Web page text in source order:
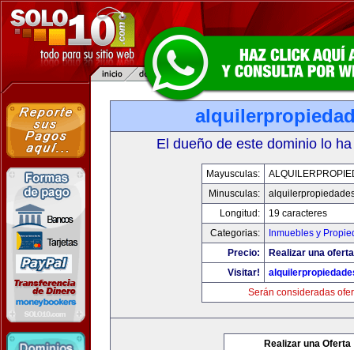
El dueño de este dominio lo
Mayusculas:
Minusculas:
Longitud:
19 caracteres
Categorias:
Inmuebles y
Precio:
Realizar una
Visitar!
Serán consideradas
Realizar una Oferta